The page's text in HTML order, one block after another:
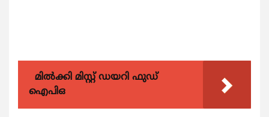
മിൽക്കി മിസ്റ്റ് ഡയറി ഫുഡ്
ഐപിഒ